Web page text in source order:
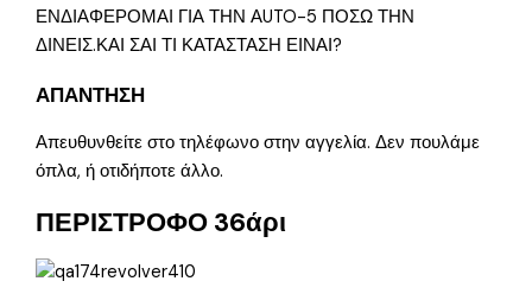
ΕΝΔΙΑΦΕΡΟΜΑΙ ΓΙΑ ΤΗΝ ΑUTO-5 ΠΟΣΩ ΤΗΝ
ΔΙΝΕΙΣ.ΚΑΙ ΣΑΙ ΤΙ ΚΑΤΑΣΤΑΣΗ ΕΙΝΑΙ?
ΑΠΑΝΤΗΣΗ
Απευθυνθείτε στο τηλέφωνο στην αγγελία. Δεν πουλάμε
όπλα, ή οτιδήποτε άλλο.
ΠΕΡΙΣΤΡΟΦΟ 36άρι